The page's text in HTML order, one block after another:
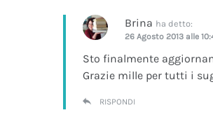
Brina ha detto:
26 Agosto 2013 alle
Sto finalmente
Grazie mille per tutti i
RISPONDI